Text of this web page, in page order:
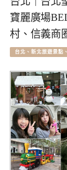
寶麗廣場
村、信義商
台北、新北旅遊景點